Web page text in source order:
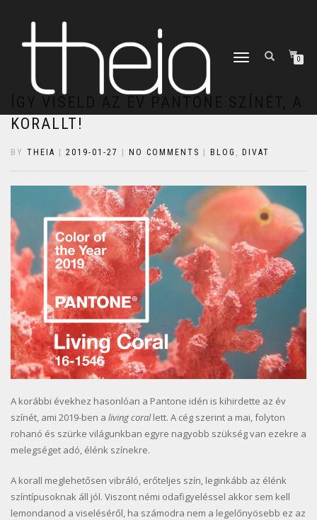
TOGGLE
0
KORALLT!
BY THEIA 2019-01-27 NO COMMENTS BLOG , DIVAT
A korábbi évekhez hasonlóan a Pantone idén is kihirdette az év
színét, ami 2019-ben a living corallett. A cég szerint a mai, folyton
rohanó és szürke világunkban egyre nagyobb szükség van ezekre a
melegséget adó, élénk színekre.
A korall meglehetősen vibráló, erőteljes szín, leginkább az élénk
színtípusoknak áll jól. Viszont némi odafigyeléssel akkor sem kell
lemondanod a viseléséről, ha számodra nem a legelőnyösebb ez az